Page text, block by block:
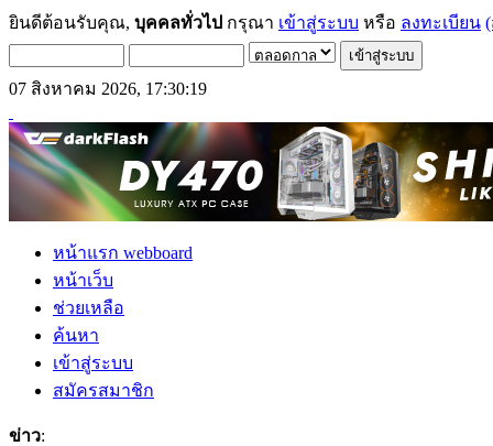
ยินดีต้อนรับคุณ, บุคคลทั่วไป กรุณา เข้าสู่ระบบ หรือ ลงทะเบียน
07 สิงหาคม 2026, 17:30:19
หน้าแรก webboard
หน้าเว็บ
ช่วยเหลือ
ค้นหา
เข้าสู่ระบบ
สมัครสมาชิก
ข่าว: